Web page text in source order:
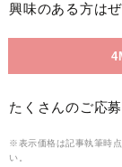
興味のある方は
たくさんのご応
※表示価格は記事執筆時
い。